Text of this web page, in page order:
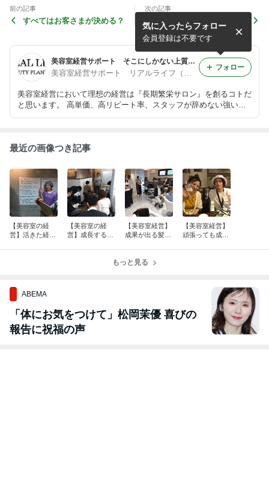
前の記事
すべてはお客さまが決める？
次の記事
なぜ、そこにしかないサービ
スが必要なのか？
美容室経営サポート そこにしかない上質サロンの創り方
美容室経営において理想の経営は『長期繁栄サロン』を創るコトだ
と思います。 高単価、高リピート率、スタッフが辞めない強いサ
ロン創りのお手伝いをさせて頂いてます。 直営サロンも経営して
気に入ったらフォロー
会員登録は不要です
フォロー
最近の画像つき記事
【美容室の経
営】活きた経営
【美容室の経
営】成長する美
【美容室経営】
成果が出る髪質
【美容室経営】
頑張っても成果
もっと見る
ABEMA
「体にお気をつけて」松岡茉優 喜びの
報告に祝福の声